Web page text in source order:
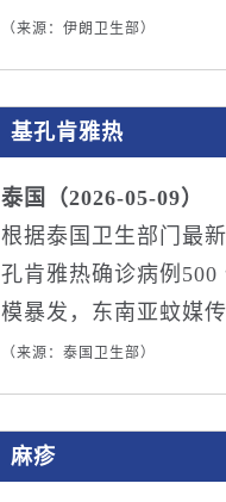
（来源：伊朗卫生部）
基孔肯雅热
泰国（2026-05-09）
根据泰国卫生部门最
孔肯雅热确诊病例
模暴发，东南亚蚊媒
（来源：泰国卫生部）
麻疹